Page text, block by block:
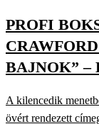
PROFI
BAJNOK” –
A kilencedik
övért rendezett